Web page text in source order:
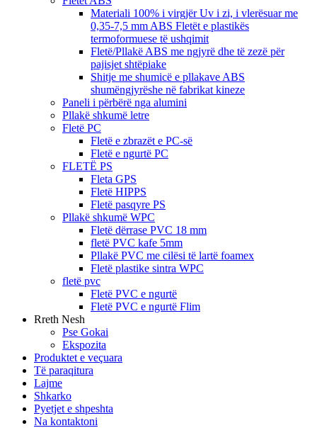
Materiali 100% i virgjër Uv i zi, i vlerësuar me
0,35-7,5 mm ABS Fletët e plastikës
termoformuese të ushqimit
Fletë/Pllakë ABS me ngjyrë dhe të zezë për
pajisjet shtëpiake
Shitje me shumicë e pllakave ABS
shumëngjyrëshe në fabrikat kineze
Paneli i përbërë nga alumini
Pllakë shkumë letre
Fletë PC
Fletë e zbrazët e PC-së
Fletë e ngurtë PC
FLETË PS
Fleta GPS
Fletë HIPPS
Fletë pasqyre PS
Pllakë shkumë WPC
Fletë dërrase PVC 18 mm
fletë PVC kafe 5mm
Pllakë PVC me cilësi të lartë foamex
Fletë plastike sintra WPC
fletë pvc
Fletë PVC e ngurtë
Fletë PVC e ngurtë Flim
Rreth Nesh
Pse Gokai
Ekspozita
Produktet e veçuara
Të paraqitura
Lajme
Shkarko
Pyetjet e shpeshta
Na kontaktoni